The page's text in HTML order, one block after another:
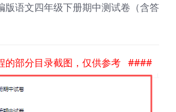
版语文四年级下册期中测试卷（含答
的部分目录截图，仅供参考 ####